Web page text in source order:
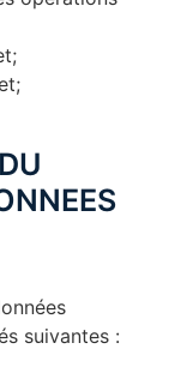
suivantes :